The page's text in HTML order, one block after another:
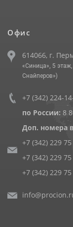
Офис
614066, г.
«Синица», 5
Снайперов»)
+7 (342) 224-
по России: 8
Доп. номера
+7 (342) 229
+7 (342) 229
+7 (342) 229 75